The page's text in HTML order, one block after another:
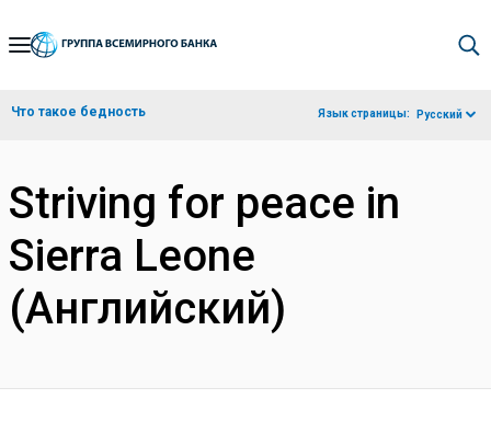
Skip
Navigation
Что такое бедность Язык страницы: Русский
Striving for peace in
Sierra Leone
(Английский)